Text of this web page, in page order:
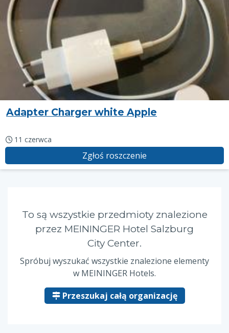
Adapter Charger white Apple
11 czerwca
Zgłoś roszczenie
To są wszystkie przedmioty znalezione
przez MEININGER Hotel Salzburg
City Center.
Spróbuj wyszukać wszystkie znalezione elementy
w MEININGER Hotels.
Przeszukaj całą organizację